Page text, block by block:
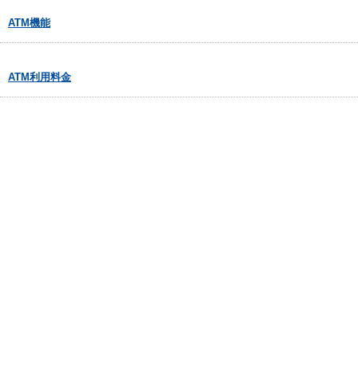
ATM機能
ATM利用料金